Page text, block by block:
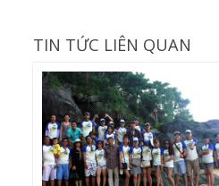
TIN TỨC LIÊN QUAN